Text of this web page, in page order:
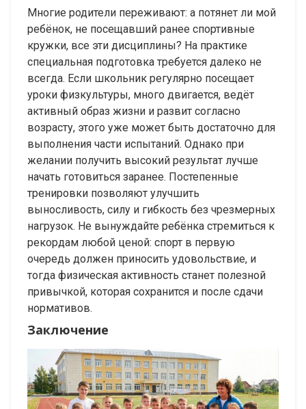
Многие родители переживают: а потянет ли мой
ребёнок, не посещавший ранее спортивные
кружки, все эти дисциплины? На практике
специальная подготовка требуется далеко не
всегда. Если школьник регулярно посещает
уроки физкультуры, много двигается, ведёт
активный образ жизни и развит согласно
возрасту, этого уже может быть достаточно для
выполнения части испытаний. Однако при
желании получить высокий результат лучше
начать готовиться заранее. Постепенные
тренировки позволяют улучшить
выносливость, силу и гибкость без чрезмерных
нагрузок. Не вынуждайте ребёнка стремиться к
рекордам любой ценой: спорт в первую
очередь должен приносить удовольствие, и
тогда физическая активность станет полезной
привычкой, которая сохранится и после сдачи
нормативов.
Заключение